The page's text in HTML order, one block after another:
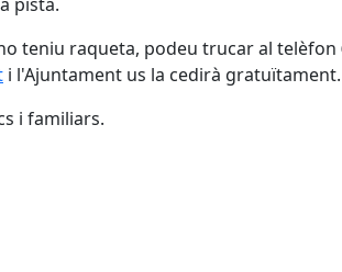
teniu raqueta, podeu trucar al telèfon
i l'Ajuntament us la cedirà gratuïtament.
i familiars.